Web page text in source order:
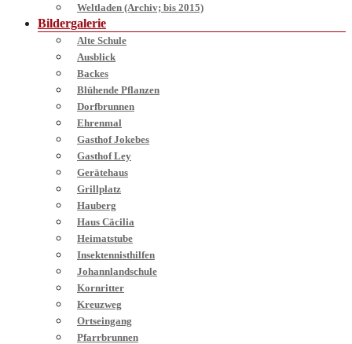
Weltladen (Archiv; bis 2015)
Bildergalerie
Alte Schule
Ausblick
Backes
Blühende Pflanzen
Dorfbrunnen
Ehrenmal
Gasthof Jokebes
Gasthof Ley
Gerätehaus
Grillplatz
Hauberg
Haus Cäcilia
Heimatstube
Insektennisthilfen
Johannlandschule
Kornritter
Kreuzweg
Ortseingang
Pfarrbrunnen